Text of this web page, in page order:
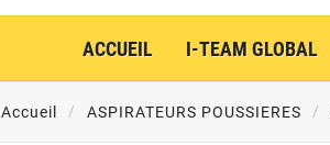
ACCUEIL I-TEAM GLOBAL
Accueil ASPIRATEURS POUSSIERES